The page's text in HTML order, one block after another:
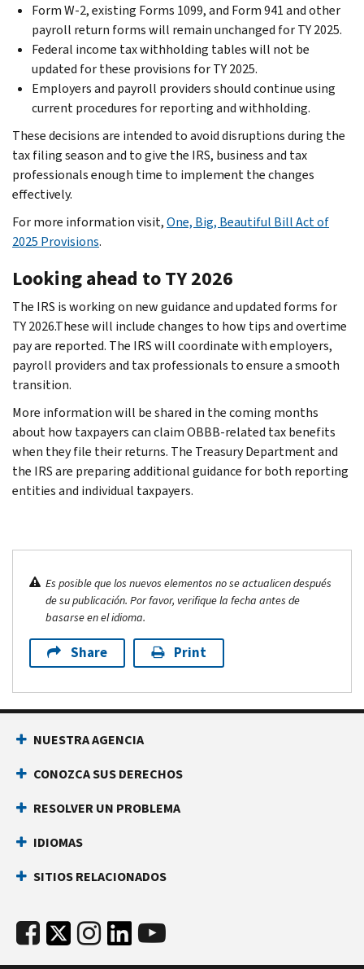
Form W-2, existing Forms 1099, and Form 941 and other
payroll return forms will remain unchanged for TY 2025.
Federal income tax withholding tables will not be
updated for these provisions for TY 2025.
Employers and payroll providers should continue using
current procedures for reporting and withholding.
These decisions are intended to avoid disruptions during the
tax filing season and to give the IRS, business and tax
professionals enough time to implement the changes
effectively.
For more information visit,One, Big, Beautiful Bill Act of
2025 Provisions.
Looking ahead to TY 2026
The IRS is working on new guidance and updated forms for
TY 2026.These will include changes to how tips and overtime
pay are reported. The IRS will coordinate with employers,
payroll providers and tax professionals to ensure a smooth
transition.
More information will be shared in the coming months
about how taxpayers can claim OBBB-related tax benefits
when they file their returns. The Treasury Department and
the IRS are preparing additional guidance for both reporting
entities and individual taxpayers.
Es posible que los nuevos elementos no se actualicen después
de su publicación. Por favor, verifique la fecha antes de
basarse en el idioma.
Share Print
NUESTRA AGENCIA
CONOZCA SUS DERECHOS
RESOLVER UN PROBLEMA
IDIOMAS
SITIOS RELACIONADOS